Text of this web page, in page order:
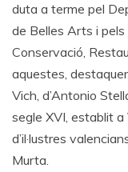
duta a terme pel
de Belles Arts i pels
Conservació,
aquestes,
Vich, d’Antonio
segle XVI, establit
d’il·lustres
Murta.